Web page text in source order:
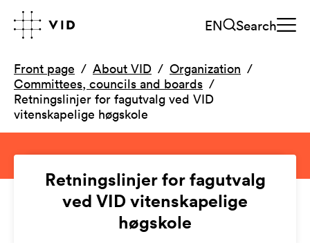
EN Search
Front page About VID
Organization
Committees, councils and boards
Retningslinjer for fagutvalg ved VID
vitenskapelige høgskole
Retningslinjer for fagutvalg
ved VID vitenskapelige
høgskole